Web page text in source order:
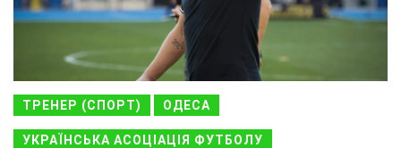
ТРЕНЕР (СПОРТ) ОДЕСА
УКРАЇНСЬКА АСОЦІАЦІЯ ФУТБОЛУ